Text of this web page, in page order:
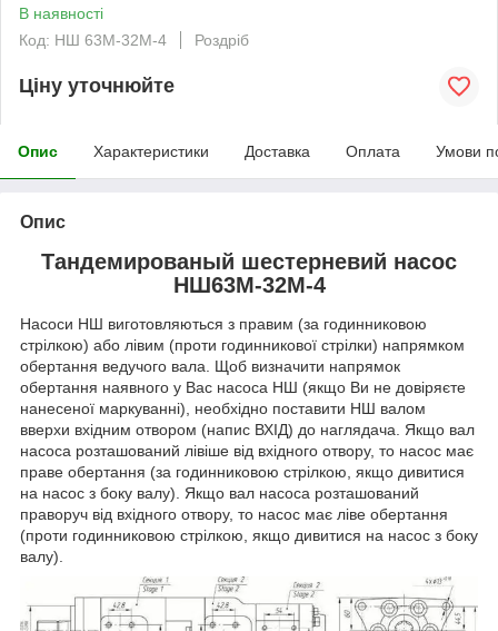
В наявності
Код: НШ 63М-32М-4
Роздріб
Ціну уточнюйте
Опис Характеристики Доставка Оплата Умови
Опис
Тандемированый шестерневий насос
НШ63М-32М-4
Насоси НШ виготовляються з правим (за годинниковою
стрілкою) або лівим (проти годинникової стрілки) напрямком
обертання ведучого вала. Щоб визначити напрямок
обертання наявного у Вас насоса НШ (якщо Ви не довіряєте
нанесеної маркуванні), необхідно поставити НШ валом
вверхи вхідним отвором (напис ВХІД) до наглядача. Якщо вал
насоса розташований лівіше від вхідного отвору, то насос має
праве обертання (за годинниковою стрілкою, якщо дивитися
на насос з боку валу). Якщо вал насоса розташований
праворуч від вхідного отвору, то насос має ліве обертання
(проти годинниковою стрілкою, якщо дивитися на насос з боку
валу).